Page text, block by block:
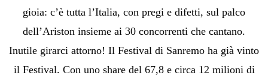
gioia: c’è tutta l’Italia, con pregi e difetti, sul palco
dell’Ariston insieme ai 30 concorrenti che cantano.
Inutile girarci attorno! Il Festival di Sanremo ha già vinto
il Festival. Con uno share del 67,8 e circa 12 milioni di